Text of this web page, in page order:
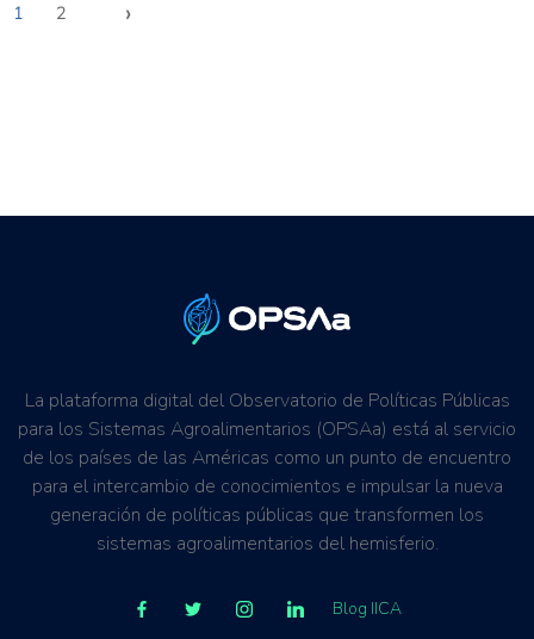
1 2 ›
La plataforma digital del Observatorio de Políticas Públicas
para los Sistemas Agroalimentarios (OPSAa) está al servicio
de los países de las Américas como un punto de encuentro
para el intercambio de conocimientos e impulsar la nueva
generación de políticas públicas que transformen los
sistemas agroalimentarios del hemisferio.
Blog IICA